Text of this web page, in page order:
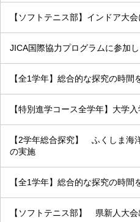
【ソフトテニス部】インドア大
JICA国際協力プログラムに参加
【全1学年】総合的な探究の時間
【特別進学コース全学年】大学
【2学年総合探究】 ふくしま海
の実施
【全1学年】総合的な探究の時間
【ソフトテニス部】 県新人大会